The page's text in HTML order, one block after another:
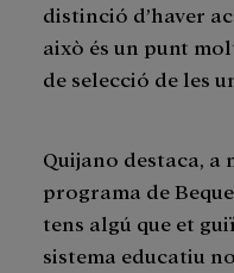
distinció d’haver
això és un punt
de selecció de les
Quijano destaca, a
programa de
tens algú que et
sistema educatiu